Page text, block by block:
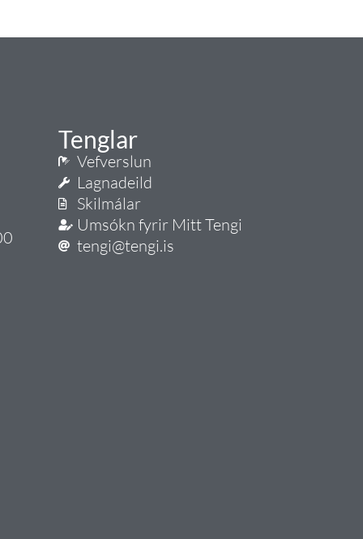
Tenglar
Vefverslun
Lagnadeild
Skilmálar
Umsókn fyrir Mitt Tengi
tengi@tengi.is